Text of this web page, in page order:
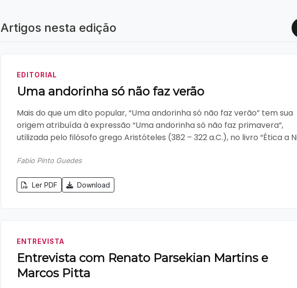
Artigos nesta edição
EDITORIAL
Uma andorinha só não faz verão
Mais do que um dito popular, “Uma andorinha só não faz verão” tem sua
origem atribuída à expressão “Uma andorinha só não faz primavera”,
utilizada pelo filósofo grego Aristóteles (382 – 322 a.C.), no livro “Ética a
Fabio Pinto Guedes
Ler PDF Download
ENTREVISTA
Entrevista com Renato Parsekian Martins e
Marcos Pitta